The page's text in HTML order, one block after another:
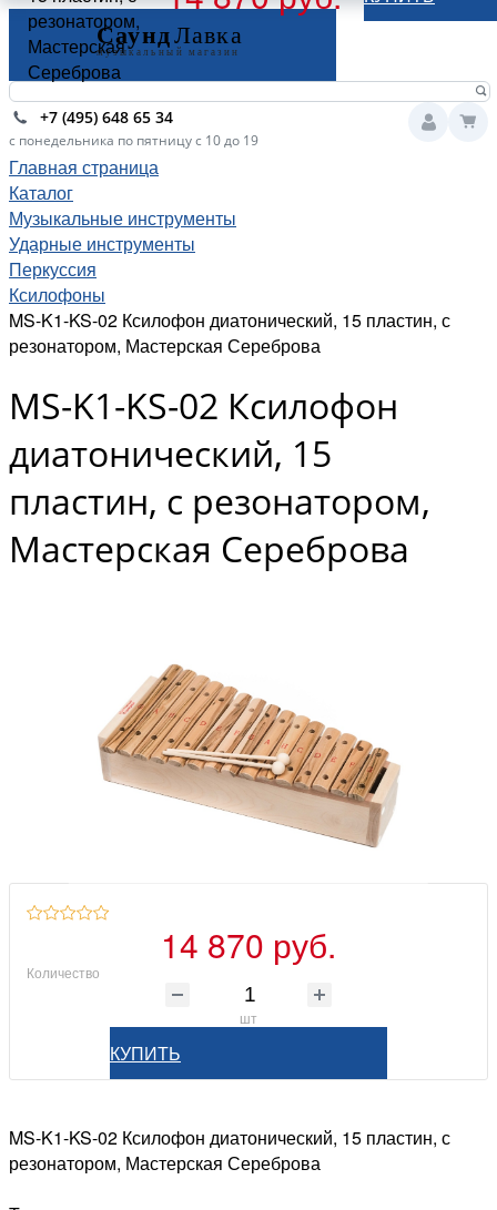
+7 (495) 648 65 34
с понедельника по пятницу с 10 до 19
Главная страница
Каталог
Музыкальные инструменты
Ударные инструменты
Перкуссия
Ксилофоны
MS-K1-KS-02 Ксилофон диатонический, 15 пластин, с
резонатором, Мастерская Сереброва
MS-K1-KS-02 Ксилофон
диатонический, 15
пластин, с резонатором,
Мастерская Сереброва
14 870 руб.
Количество
шт
КУПИТЬ
MS-K1-KS-02 Ксилофон диатонический, 15 пластин, с
резонатором, Мастерская Сереброва
резонатором,
Мастерская
Сереброва